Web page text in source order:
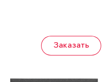
Заказать